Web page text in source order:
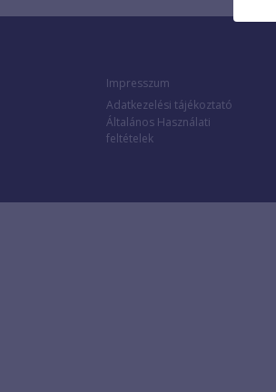
Impresszum
Adatkezelési tájékoztató
Általános Használati
feltételek